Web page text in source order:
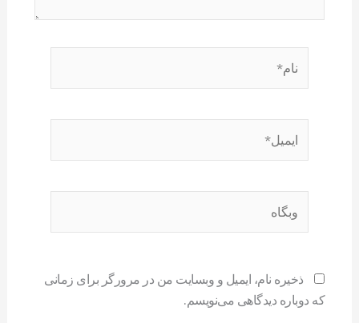
ذخیره نام، ایمیل و وبسایت من در مرورگر برای زمانی
که دوباره دیدگاهی می‌نویسم.